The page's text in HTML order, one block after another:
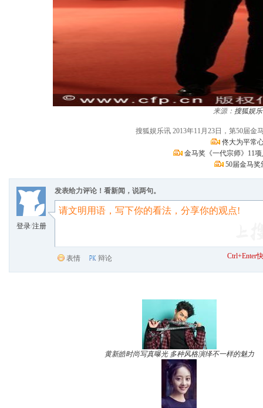
来源： 搜狐娱乐
搜狐娱乐讯 2013年11月23日，第50届
佟大为平常
金马奖《一代宗师》11
50届金马
登录/注册
发表给力评论！看新闻，说两句。
表情 辩论 Ctrl+Enter
黄新皓时尚写真曝光 多种风格演绎不一样的魅力